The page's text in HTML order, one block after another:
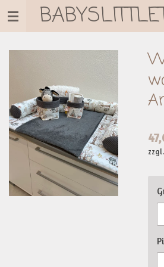
Zum
Hauptinhalt